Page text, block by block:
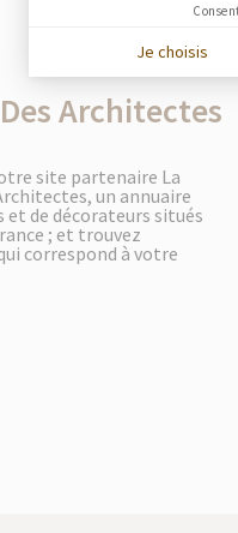
Architectes
site partenaire La
un annuaire
de décorateurs situés
; et trouvez
correspond à votre
Je choisis